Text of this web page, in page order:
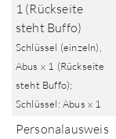
1 (Rückseite
steht Buffo)
Schlüssel (einzeln),
Abus x 1 (Rückseite
steht Buffo);
Schlüssel: Abus x 1
Personalausweis